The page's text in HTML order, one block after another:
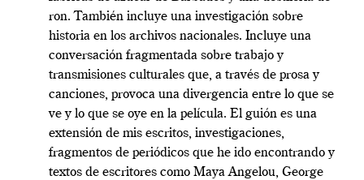
ron. También incluye una investigación sobre
historia en los archivos nacionales. Incluye una
conversación fragmentada sobre trabajo y
transmisiones culturales que, a través de prosa y
canciones, provoca una divergencia entre lo que se
ve y lo que se oye en la película. El guión es una
extensión de mis escritos, investigaciones,
fragmentos de periódicos que he ido encontrando y
textos de escritores como Maya Angelou, George